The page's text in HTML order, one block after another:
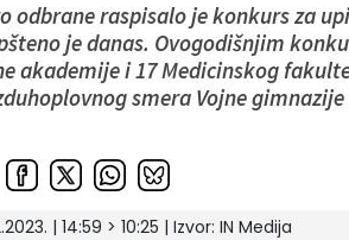
odbrane raspisalo je konkurs za
je danas. Ovogodišnjim
akademije i 17 Medicinskog
smera Vojne
| 14:59 > 10:25 | Izvor: IN Medija